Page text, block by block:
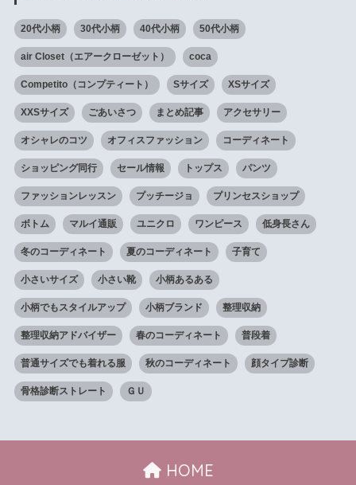
20代小柄 30代小柄 40代小柄 50代小柄
air Closet（エアークローゼット） coca
Competito（コンプティート） Sサイズ XSサイズ
XXSサイズ ごあいさつ まとめ記事 アクセサリー
オシャレのコツ オフィスファッション コーディネート
ショッピング同行 セール情報 トップス パンツ
ファッションレッスン プッチージョ プリンセスショップ
ボトム マルイ通販 ユニクロ ワンピース 低身長さん
冬のコーディネート 夏のコーディネート 子育て
小さいサイズ 小さい靴 小柄あるある
小柄でもスタイルアップ 小柄ブランド 整理収納
整理収納アドバイザー 春のコーディネート 普段着
普通サイズでも着れる服 秋のコーディネート 顔タイプ診断
骨格診断ストレート ＧＵ
HOME